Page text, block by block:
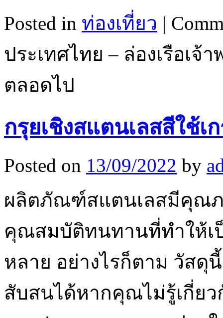
Posted in ท่องเที่ยว |
ประเทศไทย – ล่องเรือเจ้
ตลอดไป
กรุยเชิงสแตนเลสสีใช้เ
Posted on 13/09/2022 by
ผลิตภัณฑ์สแตนเลสมีคุณภ
คุณสมบัติทนทานที่ทำให้เ
หลาย อย่างไรก็ตาม วัสดุ
สับสนได้หากคุณไม่รู้เกี่ย